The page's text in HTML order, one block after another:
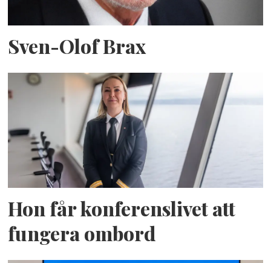
Sven-Olof Brax
Hon får konferenslivet att
fungera ombord